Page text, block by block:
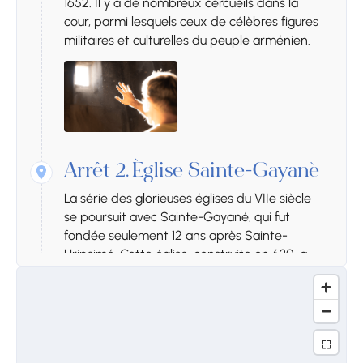
1652. Il y a de nombreux cercueils dans la
cour, parmi lesquels ceux de célèbres figures
militaires et culturelles du peuple arménien.
Arrêt 2. Église Sainte-Gayané
La série des glorieuses églises du VIIe siècle
se poursuit avec Sainte-Gayané, qui fut
fondée seulement 12 ans après Sainte-
Hripsimé. Cette église, construite en 630, a
et au début du IVe siècle, soit environ 3 siècles